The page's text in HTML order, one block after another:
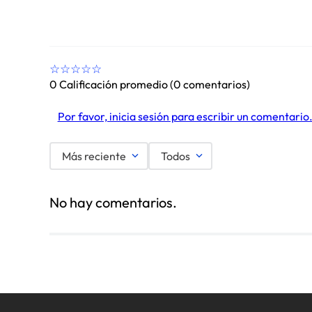
☆☆☆☆☆
0 Calificación promedio(0 comentarios)
Por favor, inicia sesión para escribir un comentario.
Más reciente Todos
No hay comentarios.